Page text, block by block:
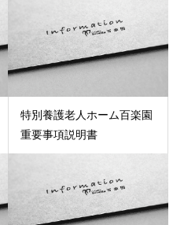
特別養護老人ホーム百楽園
重要事項説明書